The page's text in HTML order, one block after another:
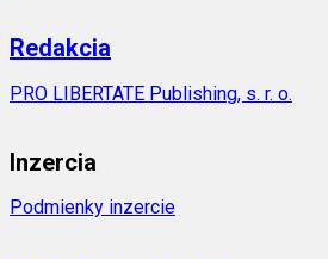
Redakcia
PRO LIBERTATE Publishing, s. r. o.
Inzercia
Podmienky inzercie